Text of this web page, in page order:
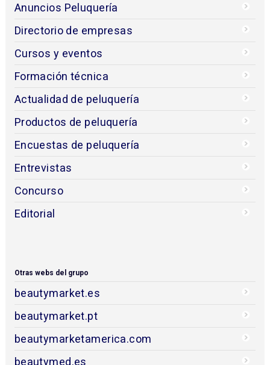
Anuncios Peluquería
Directorio de empresas
Cursos y eventos
Formación técnica
Actualidad de peluquería
Productos de peluquería
Encuestas de peluquería
Entrevistas
Concurso
Editorial
Otras webs del grupo
beautymarket.es
beautymarket.pt
beautymarketamerica.com
beautymed.es